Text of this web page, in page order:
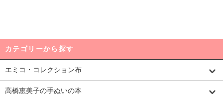
カテゴリーから探す
エミコ・コレクション布
高橋恵美子の手ぬいの本